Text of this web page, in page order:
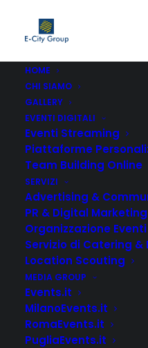
HOME
CHI SIAMO
GALLERY
EVENTI DIGITALI
Eventi Streaming
Piattaforme
Team Building Online
SERVIZI
Advertising &
PR & Digital Marketing
Organizzazione
Servizio di Catering
Location Scouting
MEDIA GROUP
Events.it
MilanoEvents.it
RomaEvents.it
PugliaEvents.it
Cena
Milano: idee,
costi 2026
by Andrea Ferretti